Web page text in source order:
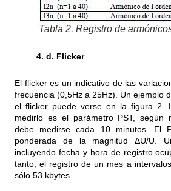
Tabla 2. Registro de
4. d. Flicker
El flicker es un indicativo de las
frecuencia (0,5Hz a 25Hz). Un ejemplo
el flicker puede verse en la figura 2.
medirlo es el parámetro PST, según
debe medirse cada 10 minutos. El
ponderada de la magnitud ΔU/U.
incluyendo fecha y hora de registro
tanto, el registro de un mes a
sólo 53 kbytes.